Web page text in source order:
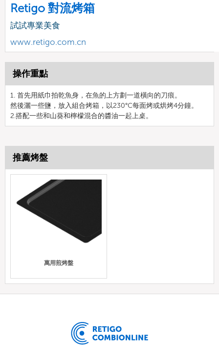
Retigo 對流烤箱
試試專業美食
www.retigo.com.cn
操作重點
1. 首先用紙巾拍乾魚身，在魚的上方劃一道橫向的刀痕。
然後灑一些鹽，放入組合烤箱，以230°C每面烤或烘烤4分鐘。
2.搭配一些和山葵和檸檬混合的醬油一起上桌。
推薦烤盤
萬用煎烤盤